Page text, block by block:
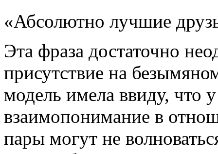
«Абсолютно лучшие
Эта фраза достаточно
присутствие на
модель имела ввиду, что
взаимопонимание в
пары могут не